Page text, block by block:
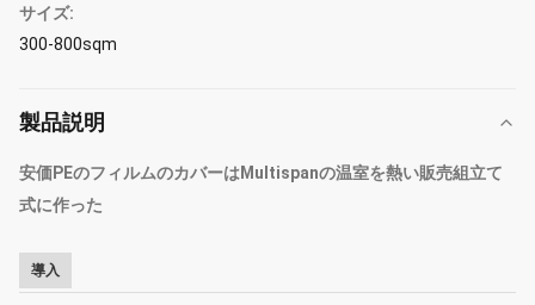
サイズ:
300-800sqm
製品説明
安価PEのフィルムのカバーはMultispanの温室を熱い販売組立て
式に作った
導入